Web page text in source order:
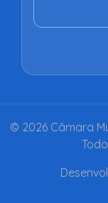
© 2026 Câmara